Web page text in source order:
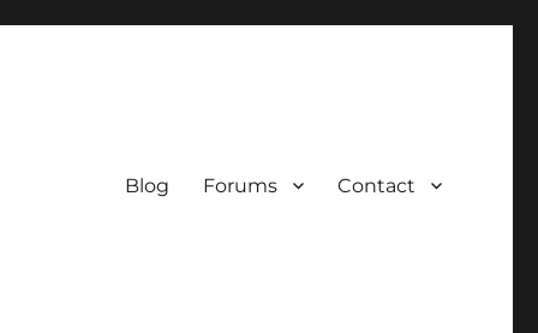
Blog Forums Contact